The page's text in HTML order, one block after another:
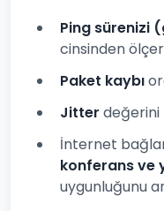
Ping sürenizi
cinsinden ölçer
Paket kaybı
Jitter değerini
İnternet
konferans ve
uygunluğunu